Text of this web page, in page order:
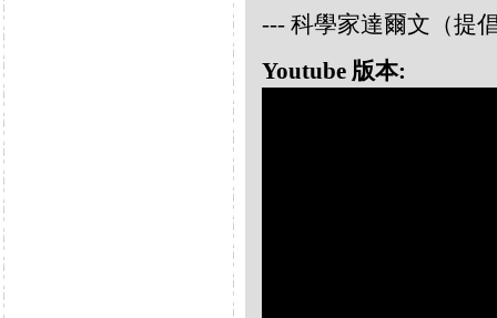
--- 科學家達爾文（提
Youtube 版本: